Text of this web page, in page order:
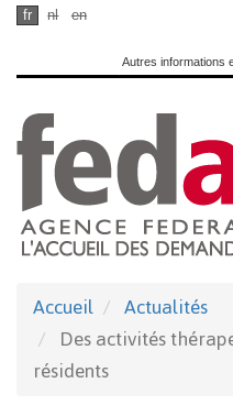
Passer
contenu
principal
fr nl en
Autres informations
Accueil
Actualités
Des activités
résidents